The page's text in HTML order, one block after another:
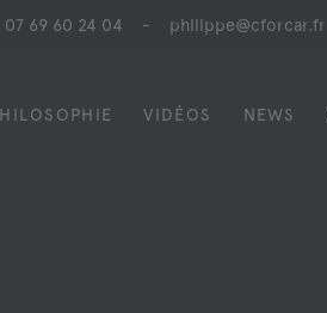
07 69 60 24 04 - philippe@cforcar.fr
VIDÉOS NEWS